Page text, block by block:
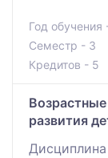
Год обучения
Семестр - 3
Кредитов - 5
развития